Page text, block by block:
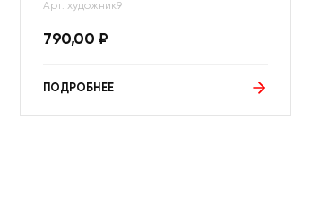
Арт: художник9
790,00 ₽
ПОДРОБНЕЕ